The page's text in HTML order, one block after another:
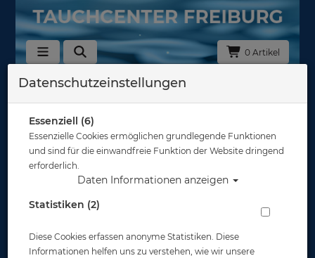
0 Artikel
Zurück
Datenschutzeinstellungen
Essenziell (6)
Essenzielle Cookies ermöglichen grundlegende Funktionen
und sind für die einwandfreie Funktion der Website dringend
erforderlich.
Daten Informationen anzeigen
Statistiken (2)
Diese Cookies erfassen anonyme Statistiken. Diese
Informationen helfen uns zu verstehen, wie wir unsere